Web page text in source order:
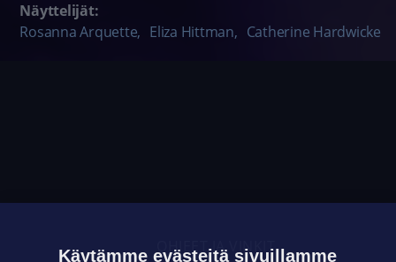
Näyttelijät:
Rosanna Arquette, Eliza Hittman, Catherine Hardwicke
OHJEET JA VINKIT
Käytämme evästeitä sivuillamme